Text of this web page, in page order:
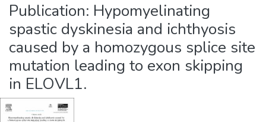
Publication: Hypomyelinating
spastic dyskinesia and ichthyosis
caused by a homozygous splice site
mutation leading to exon skipping
in ELOVL1.